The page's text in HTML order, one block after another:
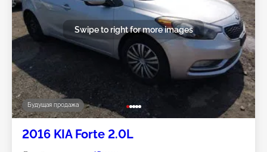
Будущая продажа
Swipe to right for more images
2016 KIA Forte 2.0L